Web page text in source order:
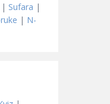
| Sufara |
| N-